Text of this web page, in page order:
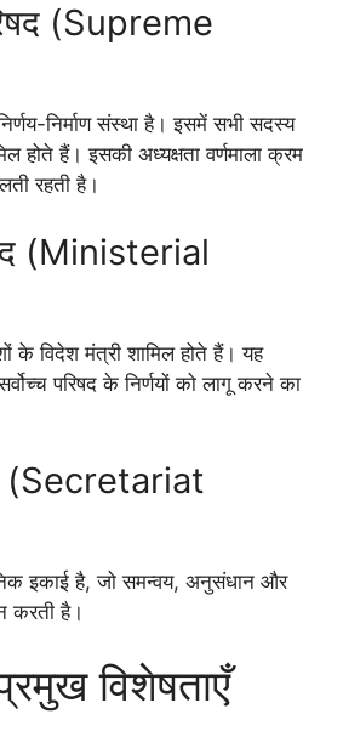
(Supreme
निर्माण संस्था है। इसमें सभी सदस्य
होते हैं। इसकी अध्यक्षता वर्णमाला क्रम
रहती है।
(Ministerial
के विदेश मंत्री शामिल होते हैं। यह
परिषद के निर्णयों को लागू करने का
(Secretariat
इकाई है, जो समन्वय, अनुसंधान और
करती है।
विशेषताएँ